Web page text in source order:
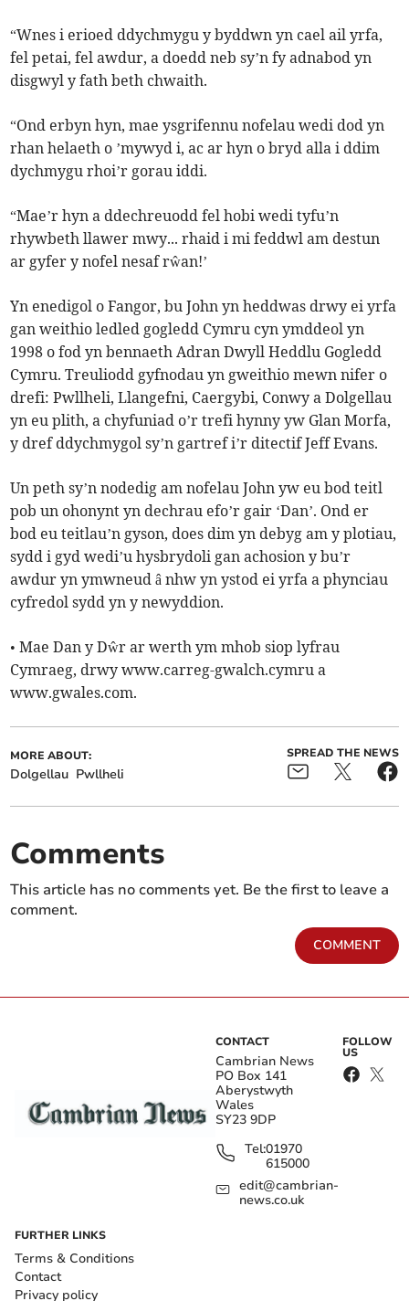
“Wnes i erioed ddychmygu y byddwn yn cael ail yrfa,
fel petai, fel awdur, a doedd neb sy’n fy adnabod yn
disgwyl y fath beth chwaith.
“Ond erbyn hyn, mae ysgrifennu nofelau wedi dod yn
rhan helaeth o ’mywyd i, ac ar hyn o bryd alla i ddim
dychmygu rhoi’r gorau iddi.
“Mae’r hyn a ddechreuodd fel hobi wedi tyfu’n
rhywbeth llawer mwy... rhaid i mi feddwl am destun
ar gyfer y nofel nesaf rŵan!’
Yn enedigol o Fangor, bu John yn heddwas drwy ei yrfa
gan weithio ledled gogledd Cymru cyn ymddeol yn
1998 o fod yn bennaeth Adran Dwyll Heddlu Gogledd
Cymru. Treuliodd gyfnodau yn gweithio mewn nifer o
drefi: Pwllheli, Llangefni, Caergybi, Conwy a Dolgellau
yn eu plith, a chyfuniad o’r trefi hynny yw Glan Morfa,
y dref ddychmygol sy’n gartref i’r ditectif Jeff Evans.
Un peth sy’n nodedig am nofelau John yw eu bod teitl
pob un ohonynt yn dechrau efo’r gair ‘Dan’. Ond er
bod eu teitlau’n gyson, does dim yn debyg am y plotiau,
sydd i gyd wedi’u hysbrydoli gan achosion y bu’r
awdur yn ymwneud â nhw yn ystod ei yrfa a phynciau
cyfredol sydd yn y newyddion.
• Mae Dan y Dŵr ar werth ym mhob siop lyfrau
Cymraeg, drwy www.carreg-gwalch.cymru a
www.gwales.com.
MORE ABOUT:
Dolgellau Pwllheli
SPREAD THE NEWS
Comments
This article has no comments yet. Be the first to leave a
comment.
COMMENT
CONTACT
Cambrian News
PO Box 141
Aberystwyth
Wales
SY23 9DP
Tel:01970
615000
edit@cambrian-
news.co.uk
FOLLOW
US
FURTHER LINKS
Terms & Conditions
Contact
Privacy policy